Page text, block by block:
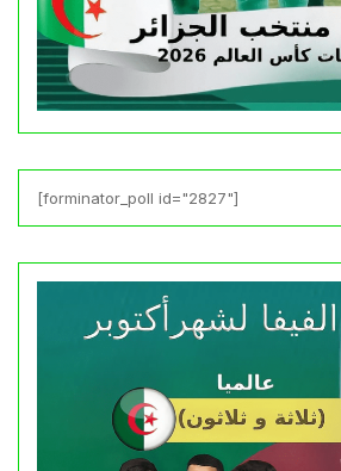
[forminator_poll id="2827"]